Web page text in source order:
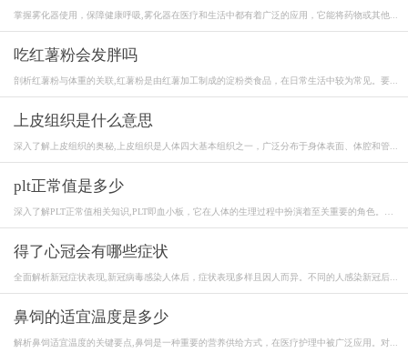
掌握雾化器使用，保障健康呼吸,雾化器在医疗和生活中都有着广泛的应用，它能将药物或其他...
吃红薯粉会发胖吗
剖析红薯粉与体重的关联,红薯粉是由红薯加工制成的淀粉类食品，在日常生活中较为常见。要...
上皮组织是什么意思
深入了解上皮组织的奥秘,上皮组织是人体四大基本组织之一，广泛分布于身体表面、体腔和管...
plt正常值是多少
深入了解PLT正常值相关知识,PLT即血小板，它在人体的生理过程中扮演着至关重要的角色。血
得了心冠会有哪些症状
全面解析新冠症状表现,新冠病毒感染人体后，症状表现多样且因人而异。不同的人感染新冠后...
鼻饲的适宜温度是多少
解析鼻饲适宜温度的关键要点,鼻饲是一种重要的营养供给方式，在医疗护理中被广泛应用。对...